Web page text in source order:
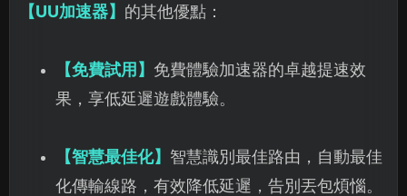
【UU加速器】 的其他優點：
【免費試用】 免費體驗加速器的卓越提速效
果，享低延遲遊戲體驗。
【智慧最佳化】 智慧識別最佳路由，自動最佳
化傳輸線路，有效降低延遲，告別丟包煩惱。